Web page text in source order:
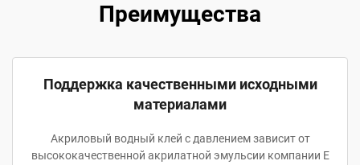
Преимущества
Поддержка качественными исходными
материалами
Акриловый водный клей с давлением зависит от
высококачественной акрилатной эмульсии компании E